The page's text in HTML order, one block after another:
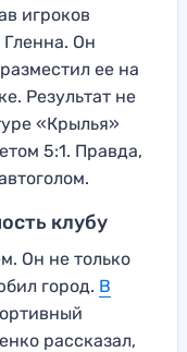
игроков
Гленна. Он
ее на
Результат не
«Крылья»
5:1. Правда,
клубу
Он не только
город. В
рассказал,